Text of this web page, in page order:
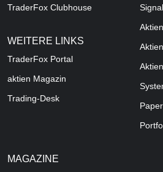
TraderFox Clubhouse
WEITERE LINKS
TraderFox Portal
aktien Magazin
Trading-Desk
MAGAZINE